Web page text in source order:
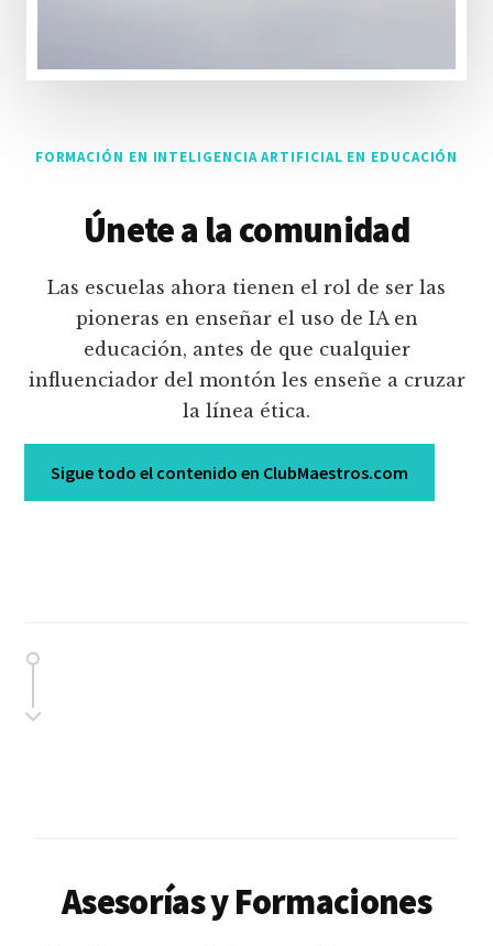
FORMACIÓN EN INTELIGENCIA ARTIFICIAL EN EDUCACIÓN
Únete a la comunidad
Las escuelas ahora tienen el rol de ser las
pioneras en enseñar el uso de IA en
educación, antes de que cualquier
influenciador del montón les enseñe a cruzar
la línea ética.
Sigue todo el contenido en ClubMaestros.com
Asesorías y Formaciones